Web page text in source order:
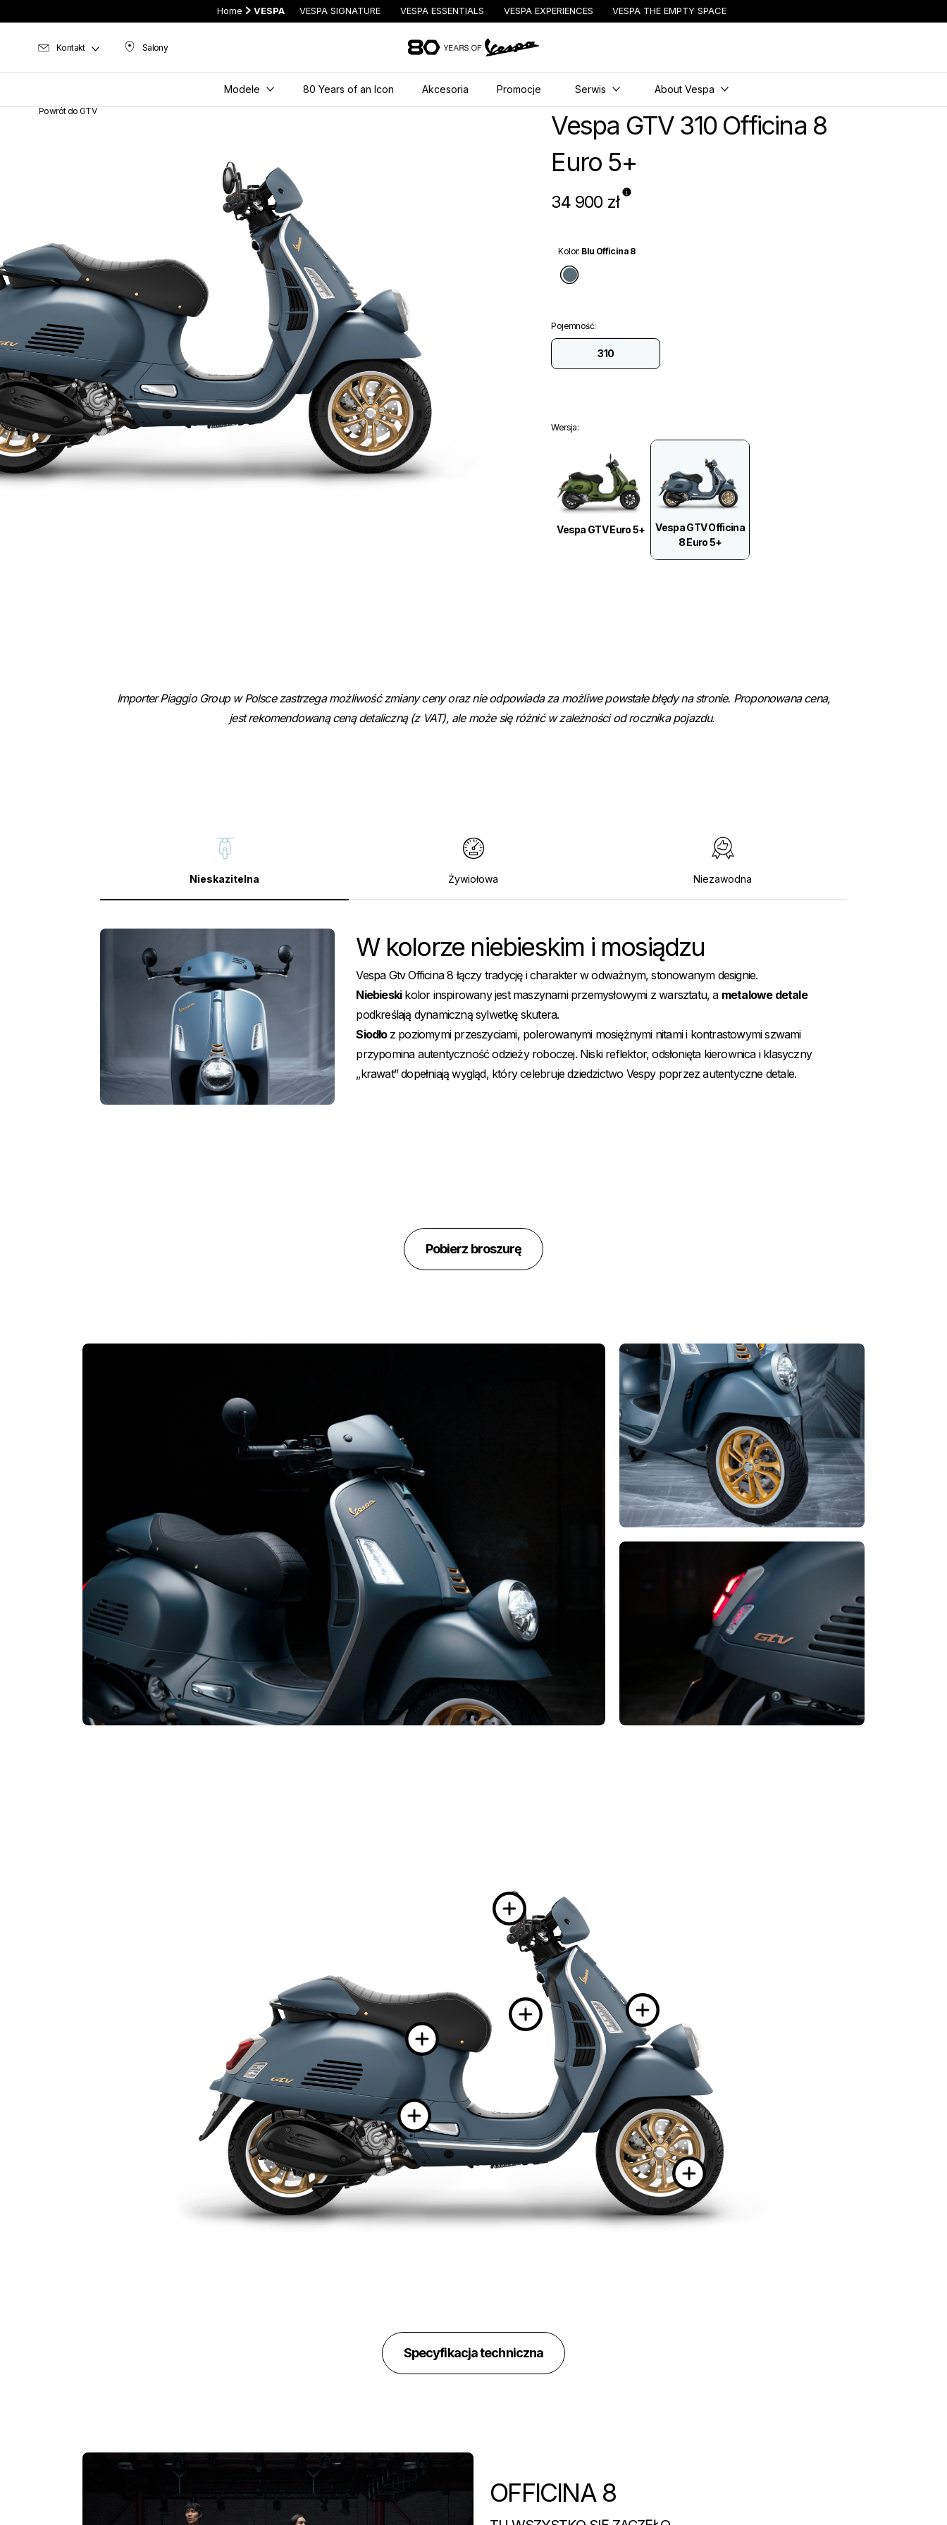
Home VESPA VESPA SIGNATURE VESPA ESSENTIALS VESPA EXPERIENCES VESPA THE EMPTY SPACE
Salony
Salony
Kontakt
Modele 80 Years of an Icon Akcesoria Promocje Serwis About Vespa
Powrót do GTV
Vespa GTV 310 Officina 8
Euro 5+
34 900 zł
Kolor: Blu Officina 8
Blu Officina 8
Pojemność:
310
Wersja:
Vespa GTV Euro 5+
Vespa GTV Officina
8 Euro 5+
Importer Piaggio Group w Polsce zastrzega możliwość zmiany ceny oraz nie odpowiada za możliwe powstałe błędy na stronie. Proponowana cena,
jest rekomendowaną ceną detaliczną (z VAT), ale może się różnić w zależności od rocznika pojazdu.
Nieskazitelna Żywiołowa Niezawodna
W kolorze niebieskim i mosiądzu
Vespa Gtv Officina 8 łączy tradycję i charakter w odważnym, stonowanym designie.
Niebieskikolor inspirowany jest maszynami przemysłowymi z warsztatu, a metalowe detale
podkreślają dynamiczną sylwetkę skutera.
Siodło z poziomymi przeszyciami, polerowanymi mosiężnymi nitami i kontrastowymi szwami
przypomina autentyczność odzieży roboczej. Niski reflektor, odsłonięta kierownica i klasyczny
„krawat” dopełniają wygląd, który celebruje dziedzictwo Vespy poprzez autentyczne detale.
Pobierz broszurę
Więcej
Więcej informacji na
Więcej informacji na
Więcej informacji na
Więcej informacji na
Specyfikacja techniczna
OFFICINA 8